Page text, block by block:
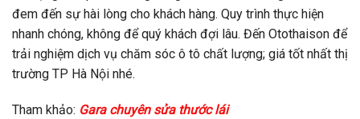
đem đến sự hài lòng cho khách hàng. Quy trình thực hiện
nhanh chóng, không để quý khách đợi lâu. Đến Otothaison để
trải nghiệm dịch vụ chăm sóc ô tô chất lượng; giá tốt nhất thị
trường TP Hà Nội nhé.
Tham khảo: Gara chuyên sửa thước lái